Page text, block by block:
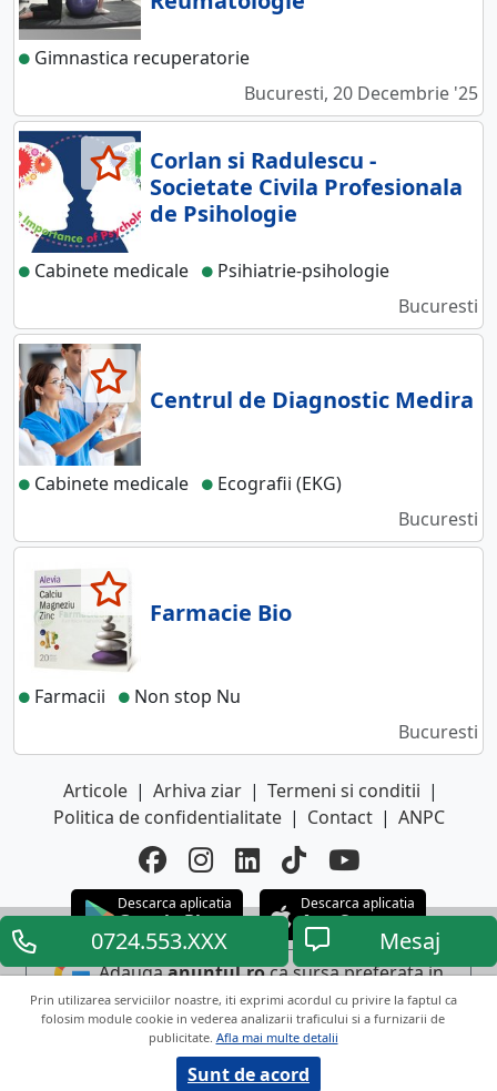
0724.553.XXX Mesaj
Prin utilizarea serviciilor noastre, iti exprimi acordul cu privire la faptul ca
folosim module cookie in vederea analizarii traficului si a furnizarii de
publicitate. Afla mai multe detalii
Sunt de acord
Gimnastica recuperatorie
Bucuresti, 20 Decembrie '25
Corlan si Radulescu -
Societate Civila Profesionala
de Psihologie
Cabinete medicale
Psihiatrie-psihologie
Bucuresti
Centrul de Diagnostic Medira
Cabinete medicale
Ecografii (EKG)
Bucuresti
Farmacie Bio
Farmacii
Non stop Nu
Bucuresti
Articole | Arhiva ziar | Termeni si conditii |
Politica de confidentialitate | Contact | ANPC
Descarca aplicatia
Google Play
Descarca aplicatia
App Store
Adaugaanuntul.roca sursa preferata in
Google
Copyright © 2026 ANUNTUL TELEFONIC
Toate drepturile rezervate.